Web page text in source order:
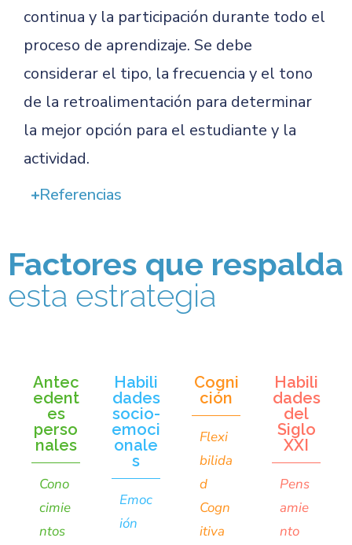
continua y la participación durante todo el
proceso de aprendizaje. Se debe
considerar el tipo, la frecuencia y el tono
de la retroalimentación para determinar
la mejor opción para el estudiante y la
actividad.
Referencias
Factores que respalda
esta estrategia
Antec
edent
es
perso
nales
Cono
cimie
ntos
Habili
dades
socio-
emoci
onale
s
Emoc
ión
Cogni
ción
Flexi
bilida
d
Cogn
itiva
Habili
dades
del
Siglo
XXI
Pens
amie
nto